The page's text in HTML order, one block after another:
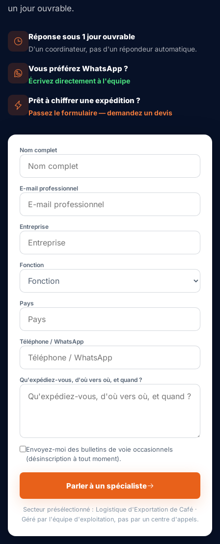
un jour ouvrable.
Réponse sous 1 jour ouvrable
D'un coordinateur, pas d'un répondeur automatique.
Vous préférez WhatsApp ?
Écrivez directement à l'équipe
Prêt à chiffrer une expédition ?
Passez le formulaire — demandez un devis
Nom complet
E-mail professionnel
Entreprise
Fonction
Pays
Téléphone / WhatsApp
Qu'expédiez-vous, d'où vers où, et quand ?
Envoyez-moi des bulletins de voie occasionnels
(désinscription à tout moment).
Parler à un spécialiste
Secteur présélectionné : Logistique d'Exportation de Café ·
Géré par l'équipe d'exploitation, pas par un centre d'appels.